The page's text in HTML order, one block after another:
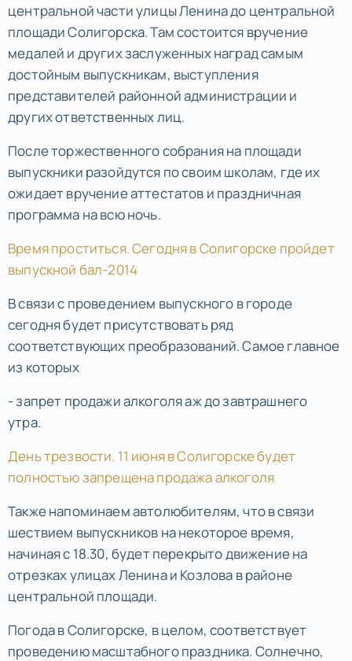
центральной части улицы Ленина до центральной
площади Солигорска. Там состоится вручение
медалей и других заслуженных наград самым
достойным выпускникам, выступления
представителей районной администрации и
других ответственных лиц.
После торжественного собрания на площади
выпускники разойдутся по своим школам, где их
ожидает вручение аттестатов и праздничная
программа на всю ночь.
Время проститься. Сегодня в Солигорске пройдет
выпускной бал-2014
В связи с проведением выпускного в городе
сегодня будет присутствовать ряд
соответствующих преобразований. Самое главное
из которых
- запрет продажи алкоголя аж до завтрашнего
утра.
День трезвости. 11 июня в Солигорске будет
полностью запрещена продажа алкоголя
Также напоминаем автолюбителям, что в связи
шествием выпускников на некоторое время,
начиная с 18.30, будет перекрыто движение на
отрезках улицах Ленина и Козлова в районе
центральной площади.
Погода в Солигорске, в целом, соответствует
проведению масштабного праздника. Солнечно,